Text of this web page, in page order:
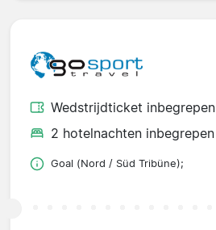
Wedstrijdticket inbegrepen
2 hotelnachten inbegrepen
Goal (Nord / Süd Tribüne);